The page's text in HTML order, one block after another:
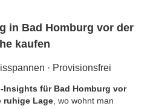
in Bad Homburg vor der
kaufen
· Provisionsfrei
Insights für Bad Homburg vor
ruhige Lage, wo wohnt man